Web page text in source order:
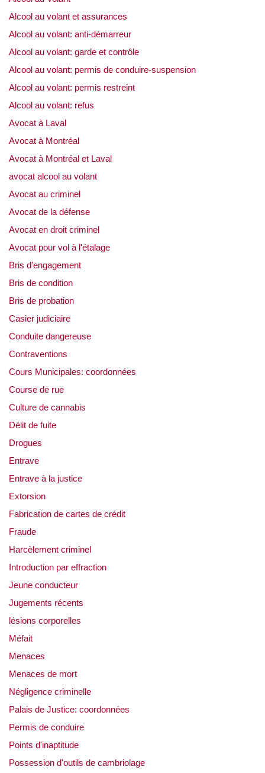
Alcool au volant et assurances
Alcool au volant: anti-démarreur
Alcool au volant: garde et contrôle
Alcool au volant: permis de conduire-suspension
Alcool au volant: permis restreint
Alcool au volant: refus
Avocat à Laval
Avocat à Montréal
Avocat à Montréal et Laval
avocat alcool au volant
Avocat au criminel
Avocat de la défense
Avocat en droit criminel
Avocat pour vol à l'étalage
Bris d'engagement
Bris de condition
Bris de probation
Casier judiciaire
Conduite dangereuse
Contraventions
Cours Municipales: coordonnées
Course de rue
Culture de cannabis
Délit de fuite
Drogues
Entrave
Entrave à la justice
Extorsion
Fabrication de cartes de crédit
Fraude
Harcèlement criminel
Introduction par effraction
Jeune conducteur
Jugements récents
lésions corporelles
Méfait
Menaces
Menaces de mort
Négligence criminelle
Palais de Justice: coordonnées
Permis de conduire
Points d'inaptitude
Possession d'outils de cambriolage